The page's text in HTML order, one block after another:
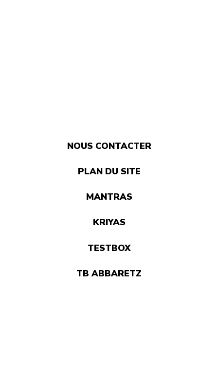
NOUS CONTACTER
PLAN DU SITE
MANTRAS
KRIYAS
TESTBOX
TB ABBARETZ